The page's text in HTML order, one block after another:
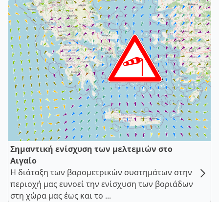
Σημαντική ενίσχυση των μελτεμιών στο
Αιγαίο
Η διάταξη των βαρομετρικών συστημάτων στην
περιοχή μας ευνοεί την ενίσχυση των βοριάδων
στη χώρα μας έως και το ...